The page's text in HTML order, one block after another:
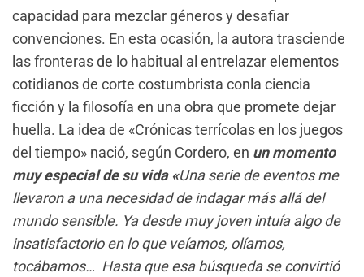
capacidad para mezclar géneros y desafiar
convenciones. En esta ocasión, la autora trasciende
las fronteras de lo habitual al entrelazar elementos
cotidianos de corte costumbrista conla ciencia
ficción y la filosofía en una obra que promete dejar
huella. La idea de «Crónicas terrícolas en los juegos
del tiempo» nació, según Cordero, en un momento
muy especial de su vida «Una serie de eventos me
llevaron a una necesidad de indagar más allá del
mundo sensible. Ya desde muy joven intuía algo de
insatisfactorio en lo que veíamos, olíamos,
tocábamos… Hasta que esa búsqueda se convirtió